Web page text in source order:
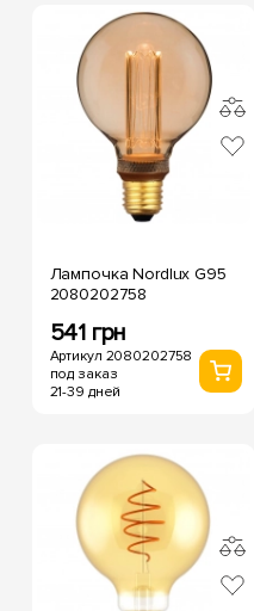
Лампочка Nordlux G95
2080202758
541 грн
Артикул 2080202758
под заказ
21-39 дней